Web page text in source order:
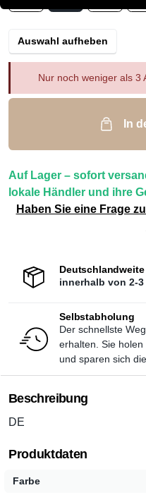
Auswahl aufheben
Nur noch weniger als 3
In
Auf Lager – sofort
lokale Händler und ihre
Haben Sie eine Frage
innerhalb von 2-3
Selbstabholung
Der schnellste
erhalten. Sie
und sparen sich
Beschreibung
DE
Produktdaten
Farbe